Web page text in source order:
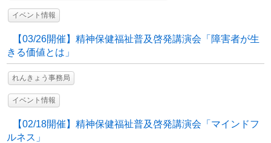
イベント情報
【03/26開催】精神保健福祉普及啓発講演会「障害者が生
きる価値とは」
れんきょう事務局
イベント情報
【02/18開催】精神保健福祉普及啓発講演会「マインドフ
ルネス」